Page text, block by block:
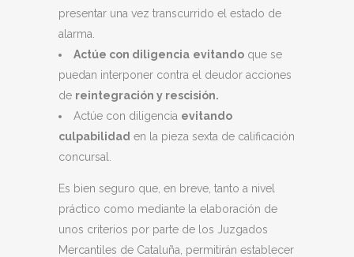
presentar una vez transcurrido el estado de
alarma.
Actúe con diligencia evitando que se
puedan interponer contra el deudor acciones
de reintegración y rescisión.
Actúe con diligencia evitando
culpabilidad en la pieza sexta de calificación
concursal.
Es bien seguro que, en breve, tanto a nivel
práctico como mediante la elaboración de
unos criterios por parte de los Juzgados
Mercantiles de Cataluña, permitirán establecer